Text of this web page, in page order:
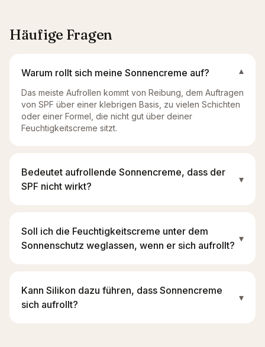
Häufige Fragen
Warum rollt sich meine Sonnencreme auf? ▾
Das meiste Aufrollen kommt von Reibung, dem Auftragen
von SPF über einer klebrigen Basis, zu vielen Schichten
oder einer Formel, die nicht gut über deiner
Feuchtigkeitscreme sitzt.
Bedeutet aufrollende Sonnencreme, dass der
SPF nicht wirkt?
▾
Soll ich die Feuchtigkeitscreme unter dem
Sonnenschutz weglassen, wenn er sich aufrollt?
▾
Kann Silikon dazu führen, dass Sonnencreme
sich aufrollt?
▾